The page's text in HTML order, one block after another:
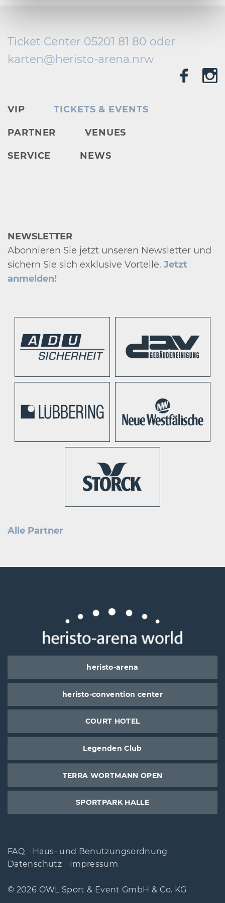
Ticket Center 05201 81 80 oder
karten@heristo-arena.nrw
VIP TICKETS & EVENTS
PARTNER VENUES
SERVICE NEWS
NEWSLETTER
Abonnieren Sie jetzt unseren Newsletter und
sichern Sie sich exklusive Vorteile. Jetzt
anmelden!
Alle Partner
heristo-arena
heristo-convention center
COURT HOTEL
Legenden Club
TERRA WORTMANN OPEN
SPORTPARK HALLE
FAQ
Haus- und Benutzungsordnung
Datenschutz
Impressum
© 2026 OWL Sport & Event GmbH & Co. KG